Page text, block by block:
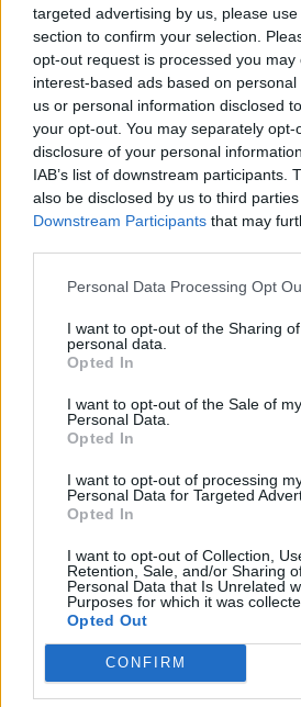
targeted advertising by us, please
section to confirm your selection.
opt-out request is processed you may
interest-based ads based on
us or personal information disclosed
your opt-out. You may separately
disclosure of your personal
IAB’s list of downstream participants.
also be disclosed by us to third
Downstream Participants that may
Personal Data Processing Opt
I want to opt-out of the Sharing
personal data.
Opted In
I want to opt-out of the Sale of my
Personal Data.
Opted In
I want to opt-out of processing
Personal Data for Targeted
Opted In
I want to opt-out of Collection,
Retention, Sale, and/or Sharing
Personal Data that Is Unrelated
Purposes for which it was
Opted Out
CONFIRM
αναζήτηση εναλλακτικών
ζητήματα πρόσβασης και
προσθήκη δεύτερης
προσβάσιμο χώρο.
Μιλάμε για 60.000 εισιτήρια
ημέρα, ενώ η δεύτερη
ελάχιστο χρόνο. Αυτό το